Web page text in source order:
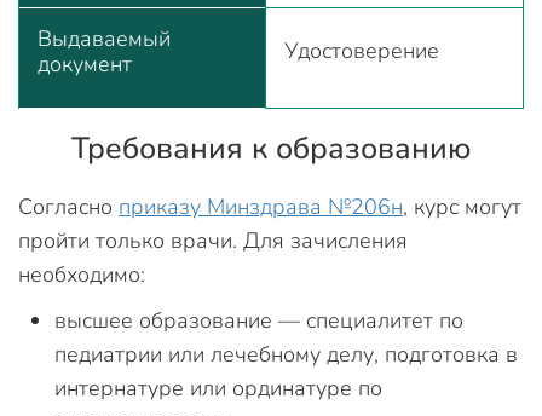
Выдаваемый
документ
Удостоверение
Требования к образованию
Согласно приказу Минздрава №206н, курс могут
пройти только врачи. Для зачисления
необходимо:
высшее образование — специалитет по
педиатрии или лечебному делу, подготовка в
интернатуре или ординатуре по